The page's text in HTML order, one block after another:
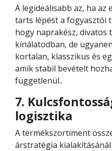
A legideálisabb az, ha az
tarts lépést a fogyasztói
hogy naprakész, divatos
kínálatodban, de
kortalan, klasszikus és
amik stabil bevételt
függetlenül..
7.
logisztika
A termékszortiment
árstratégia